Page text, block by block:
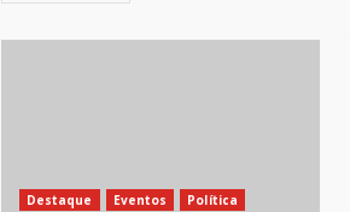
Destaque Eventos
Política